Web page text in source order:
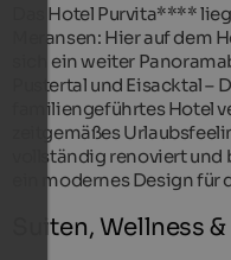
Das Hotel Purvita****
Meransen: Hier auf dem
sich ein weiter
Pustertal und Eisacktal
familiengeführtes Hotel
zeitgemäßes
vollständig renoviert
ein modernes Design für
Suiten, Wellness